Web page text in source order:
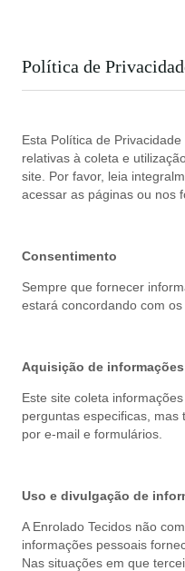
Política de
Esta Política de
relativas à coleta e
site. Por favor, leia
acessar as páginas ou nos
Consentimento
Sempre que fornecer
estará concordando com os
Aquisição de informações
Este site coleta
perguntas especificas,
por e-mail e formulários.
Uso e divulgação de
A Enrolado Tecidos não
informações pessoais
Nas situações em que